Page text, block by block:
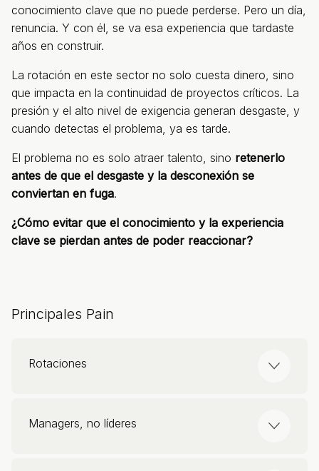
conocimiento clave que no puede perderse. Pero un día,
renuncia. Y con él, se va esa experiencia que tardaste
años en construir.
La rotación en este sector no solo cuesta dinero, sino
que impacta en la continuidad de proyectos críticos. La
presión y el alto nivel de exigencia generan desgaste, y
cuando detectas el problema, ya es tarde.
El problema no es solo atraer talento, sino retenerlo
antes de que el desgaste y la desconexión se
conviertan en fuga.
¿Cómo evitar que el conocimiento y la experiencia
clave se pierdan antes de poder reaccionar?
Principales Pain
Rotaciones
un problema crítico en un sector donde la
Managers, no líderes